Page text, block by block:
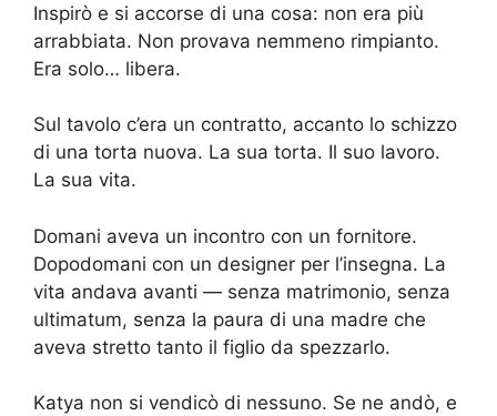
Inspirò e si accorse di una cosa: non era più
arrabbiata. Non provava nemmeno rimpianto.
Era solo… libera.
Sul tavolo c’era un contratto, accanto lo schizzo
di una torta nuova. La sua torta. Il suo lavoro.
La sua vita.
Domani aveva un incontro con un fornitore.
Dopodomani con un designer per l’insegna. La
vita andava avanti — senza matrimonio, senza
ultimatum, senza la paura di una madre che
aveva stretto tanto il figlio da spezzarlo.
Katya non si vendicò di nessuno. Se ne andò, e